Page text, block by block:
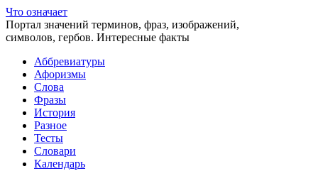
Что означает
Портал значений терминов, фраз, изображений,
символов, гербов. Интересные факты
Аббревиатуры
Афоризмы
Слова
Фразы
История
Разное
Тесты
Словари
Календарь